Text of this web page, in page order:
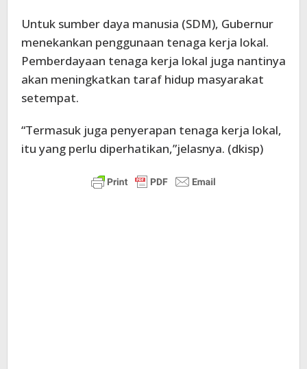
Untuk sumber daya manusia (SDM), Gubernur
menekankan penggunaan tenaga kerja lokal.
Pemberdayaan tenaga kerja lokal juga nantinya
akan meningkatkan taraf hidup masyarakat
setempat.
“Termasuk juga penyerapan tenaga kerja lokal,
itu yang perlu diperhatikan,”jelasnya. (dkisp)